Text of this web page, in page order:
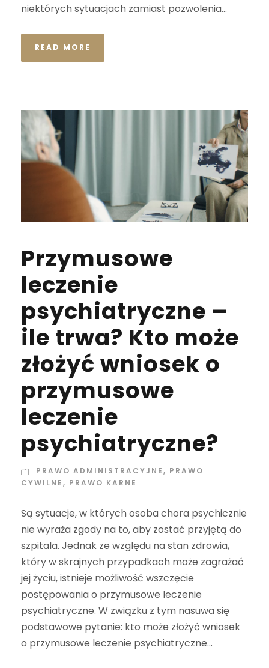
niektórych sytuacjach zamiast pozwolenia...
READ MORE
Przymusowe
leczenie
psychiatryczne –
ile trwa? Kto może
złożyć wniosek o
przymusowe
leczenie
psychiatryczne?
PRAWO ADMINISTRACYJNE, PRAWO
CYWILNE, PRAWO KARNE
Są sytuacje, w których osoba chora psychicznie
nie wyraża zgody na to, aby zostać przyjętą do
szpitala. Jednak ze względu na stan zdrowia,
który w skrajnych przypadkach może zagrażać
jej życiu, istnieje możliwość wszczęcie
postępowania o przymusowe leczenie
psychiatryczne. W związku z tym nasuwa się
podstawowe pytanie: kto może złożyć wniosek
o przymusowe leczenie psychiatryczne...